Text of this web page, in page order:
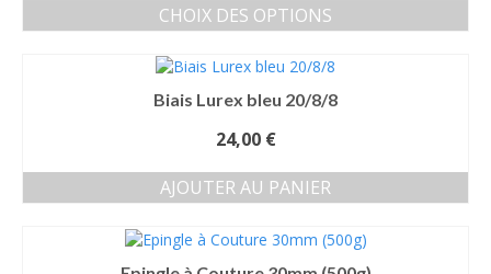
CHOIX DES OPTIONS
produit
plusieurs
variations.
Les
options
peuvent
choisies
Biais Lurex bleu 20/8/8
24,00 €
AJOUTER AU PANIER